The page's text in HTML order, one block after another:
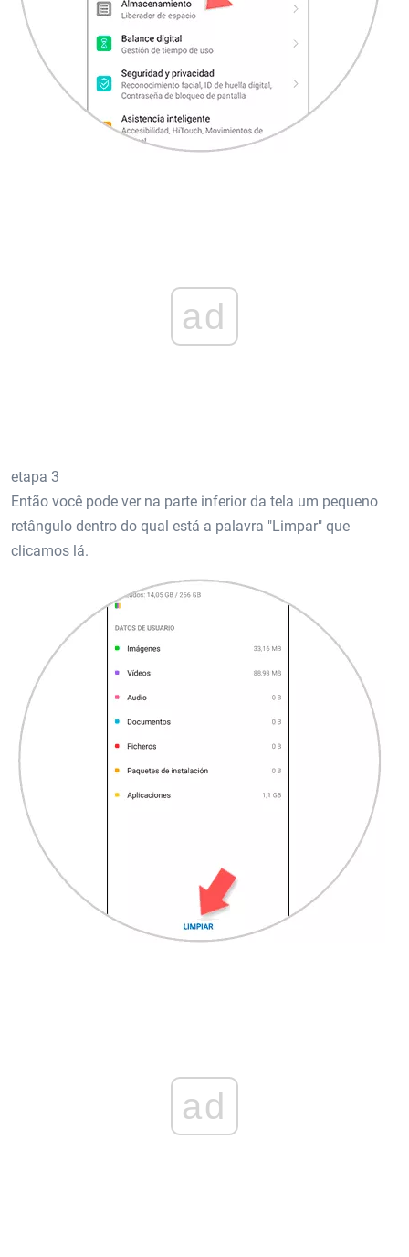
ad
etapa 3
Então você pode ver na parte inferior da tela um pequeno
retângulo dentro do qual está a palavra "Limpar" que
clicamos lá.
ad